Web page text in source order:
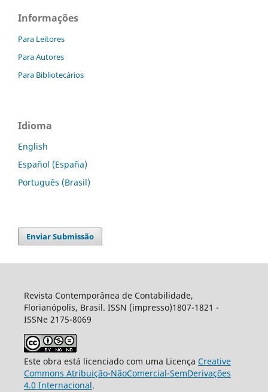
Informações
Para Leitores
Para Autores
Para Bibliotecários
Idioma
English
Español (España)
Português (Brasil)
Enviar Submissão
Revista Contemporânea de Contabilidade,
Florianópolis, Brasil. ISSN (impresso)1807-1821 -
ISSNe 2175-8069
Este obra está licenciado com uma Licença Creative
Commons Atribuição-NãoComercial-SemDerivações
4.0 Internacional.